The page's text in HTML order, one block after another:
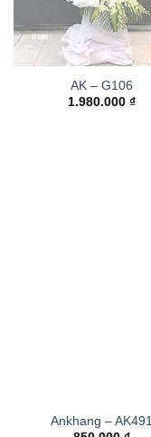
AK – G106
1.980.000 ₫
Ankhang – AK491